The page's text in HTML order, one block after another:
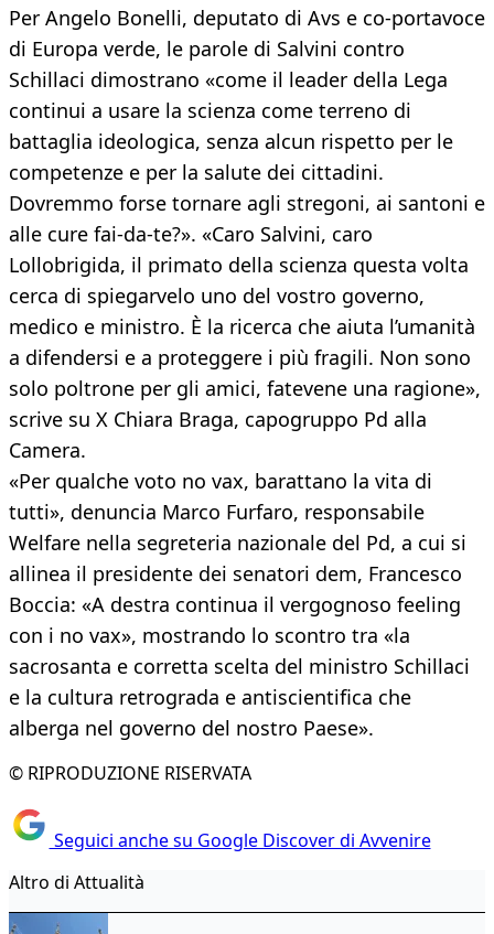
Per Angelo Bonelli, deputato di Avs e co-portavoce
di Europa verde, le parole di Salvini contro
Schillaci dimostrano «come il leader della Lega
continui a usare la scienza come terreno di
battaglia ideologica, senza alcun rispetto per le
competenze e per la salute dei cittadini.
Dovremmo forse tornare agli stregoni, ai santoni e
alle cure fai-da-te?». «Caro Salvini, caro
Lollobrigida, il primato della scienza questa volta
cerca di spiegarvelo uno del vostro governo,
medico e ministro. È la ricerca che aiuta l’umanità
a difendersi e a proteggere i più fragili. Non sono
solo poltrone per gli amici, fatevene una ragione»,
scrive su X Chiara Braga, capogruppo Pd alla
Camera.
«Per qualche voto no vax, barattano la vita di
tutti», denuncia Marco Furfaro, responsabile
Welfare nella segreteria nazionale del Pd, a cui si
allinea il presidente dei senatori dem, Francesco
Boccia: «A destra continua il vergognoso feeling
con i no vax», mostrando lo scontro tra «la
sacrosanta e corretta scelta del ministro Schillaci
e la cultura retrograda e antiscientifica che
alberga nel governo del nostro Paese».
© RIPRODUZIONE RISERVATA
Seguici anche su Google Discover di Avvenire
Altro di Attualità